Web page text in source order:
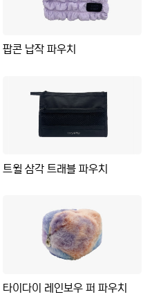
팝콘 납작 파우치
트윌 삼각 트래블 파우치
타이다이 레인보우 퍼 파우치